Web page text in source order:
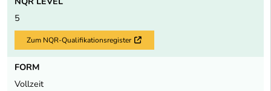
5
Zum NQR-Qualifikationsregister Externer Link
FORM
Vollzeit